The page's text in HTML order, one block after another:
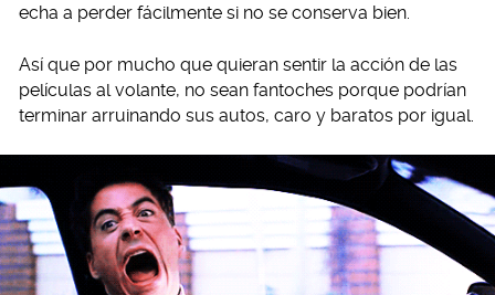
echa a perder fácilmente si no se conserva bien.
Así que por mucho que quieran sentir la acción de las
películas al volante, no sean fantoches porque podrían
terminar arruinando sus autos, caro y baratos por igual.